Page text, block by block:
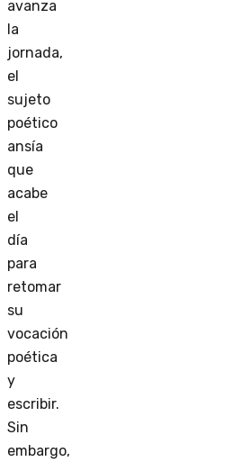
avanza
la
jornada,
el
sujeto
poético
ansía
que
acabe
el
día
para
retomar
su
vocación
poética
y
escribir.
Sin
embargo,